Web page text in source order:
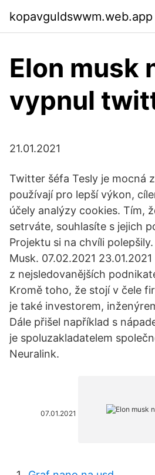
kopavguldswwm.web.app
Elon musk
vypnul
21.01.2021
Twitter šéfa Tesly je mocná
používají pro lepší výkon,
účely analýzy cookies. Tím,
setrváte, souhlasíte s jejich
Projektu si na chvíli
Musk. 07.02.2021
z nejsledovanějších
Kromě toho, že stojí v čele
je také investorem,
Dále přišel například s
je spoluzakladatelem
Neuralink.
07.01.2021